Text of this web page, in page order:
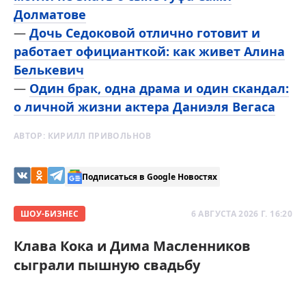
Долматове
— Дочь Седоковой отлично готовит и
работает официанткой: как живет Алина
Белькевич
— Один брак, одна драма и один скандал:
о личной жизни актера Даниэля Вегаса
АВТОР: КИРИЛЛ ПРИВОЛЬНОВ
Подписаться в Google Новостях
ШОУ-БИЗНЕС 6 АВГУСТА 2026 Г. 16:20
Клава Кока и Дима Масленников
сыграли пышную свадьбу